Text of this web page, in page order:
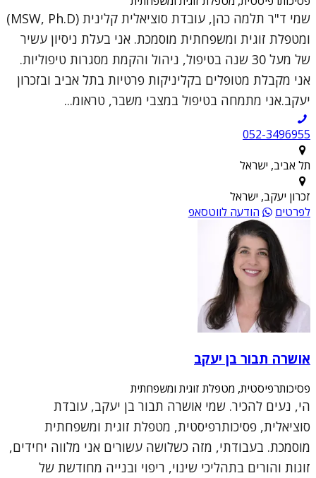
שמי ד"ר תלמה כהן, עובדת סוציאלית קלינית (MSW, Ph.D)
ומטפלת זוגית ומשפחתית מוסמכת. אני בעלת ניסיון עשיר
של מעל 30 שנה בטיפול, ניהול והקמת מסגרות טיפוליות.
אני מקבלת מטופלים בקליניקות פרטיות בתל אביב ובזכרון
יעקב.אני מתמחה בטיפול במצבי משבר, טראומ...
052-3496955
תל אביב, ישראל
זכרון יעקב, ישראל
לפרטים
הודעה לווטסאפ
אושרה תבור בן יעקב
פסיכותרפיסטית, מטפלת זוגית ומשפחתית
הי, נעים להכיר. שמי אושרה תבור בן יעקב, עובדת
סוציאלית, פסיכותרפיסטית, מטפלת זוגית ומשפחתית
מוסמכת. בעבודתי, מזה כשלושה עשורים אני מלווה יחידים,
זוגות והורים בתהליכי שינוי, ריפוי ובנייה מחודשת של